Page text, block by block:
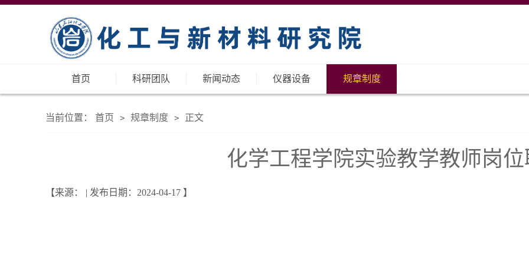
首页 科研团队 新闻动态 仪器设备 规章制度
当前位置： 首页 > 规章制度 > 正文
化学工程学院实验教学教师岗
【来源： | 发布日期：2024-04-17 】